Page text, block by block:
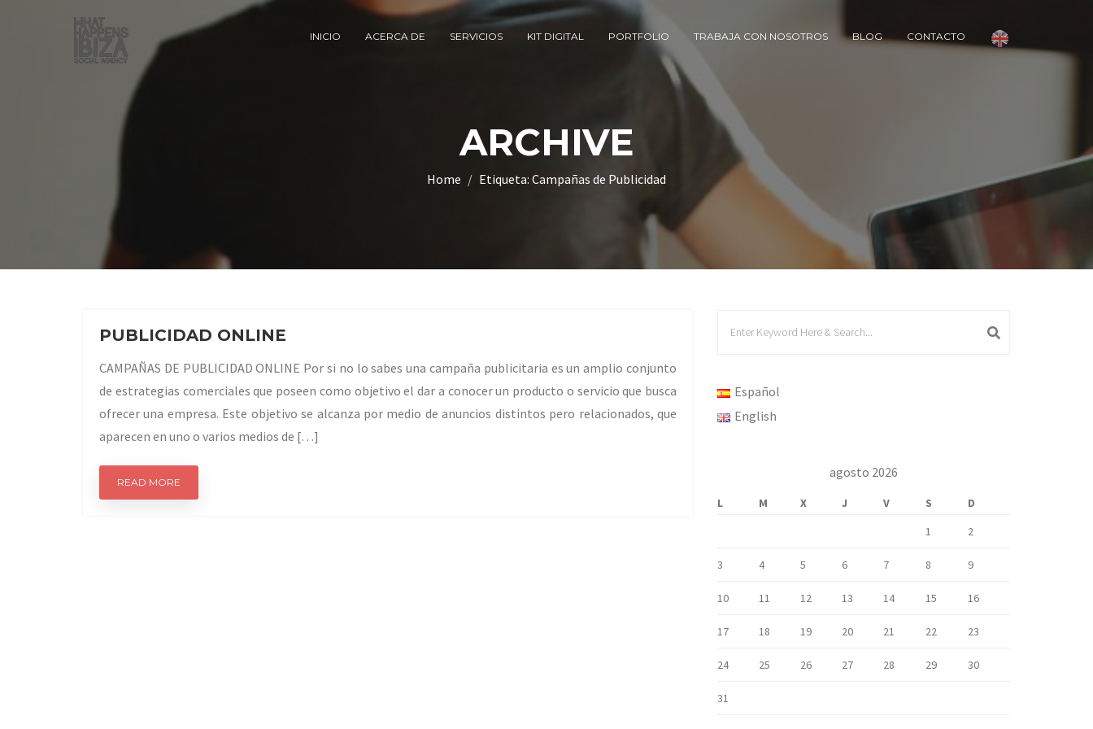
INICIO ACERCA DE SERVICIOS KIT DIGITAL PORTFOLIO TRABAJA CON NOSOTROS BLOG CONTACTO
ARCHIVE
Home Etiqueta: Campañas de Publicidad
PUBLICIDAD ONLINE
CAMPAÑAS DE PUBLICIDAD ONLINE Por si no lo sabes una campaña publicitaria es un amplio conjunto
de estrategias comerciales que poseen como objetivo el dar a conocer un producto o servicio que busca
ofrecer una empresa. Este objetivo se alcanza por medio de anuncios distintos pero relacionados, que
aparecen en uno o varios medios de […]
READ MORE
Español
English
agosto 2026
L M X J V S
D
1
2
3 4 5 6 7 8 9
10 11 12 13 14 15 16
17 18 19 20 21 22 23
24 25 26 27 28 29 30
31